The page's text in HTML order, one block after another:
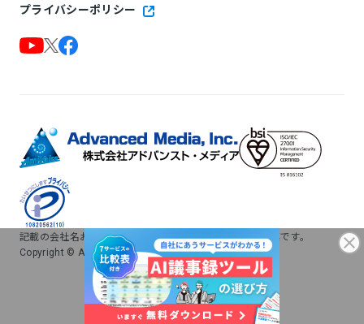
プライバシーポリシー
記載の会社名および製品名は、各社の登録商標および商標です。
Copyright © Advanced Media, Inc. All rights reserved.